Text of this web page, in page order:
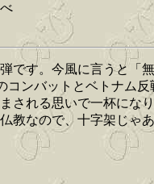
です。今風に言うと「
コンバットとベトナム
される思いで一杯にな
教なので、十字架じゃ